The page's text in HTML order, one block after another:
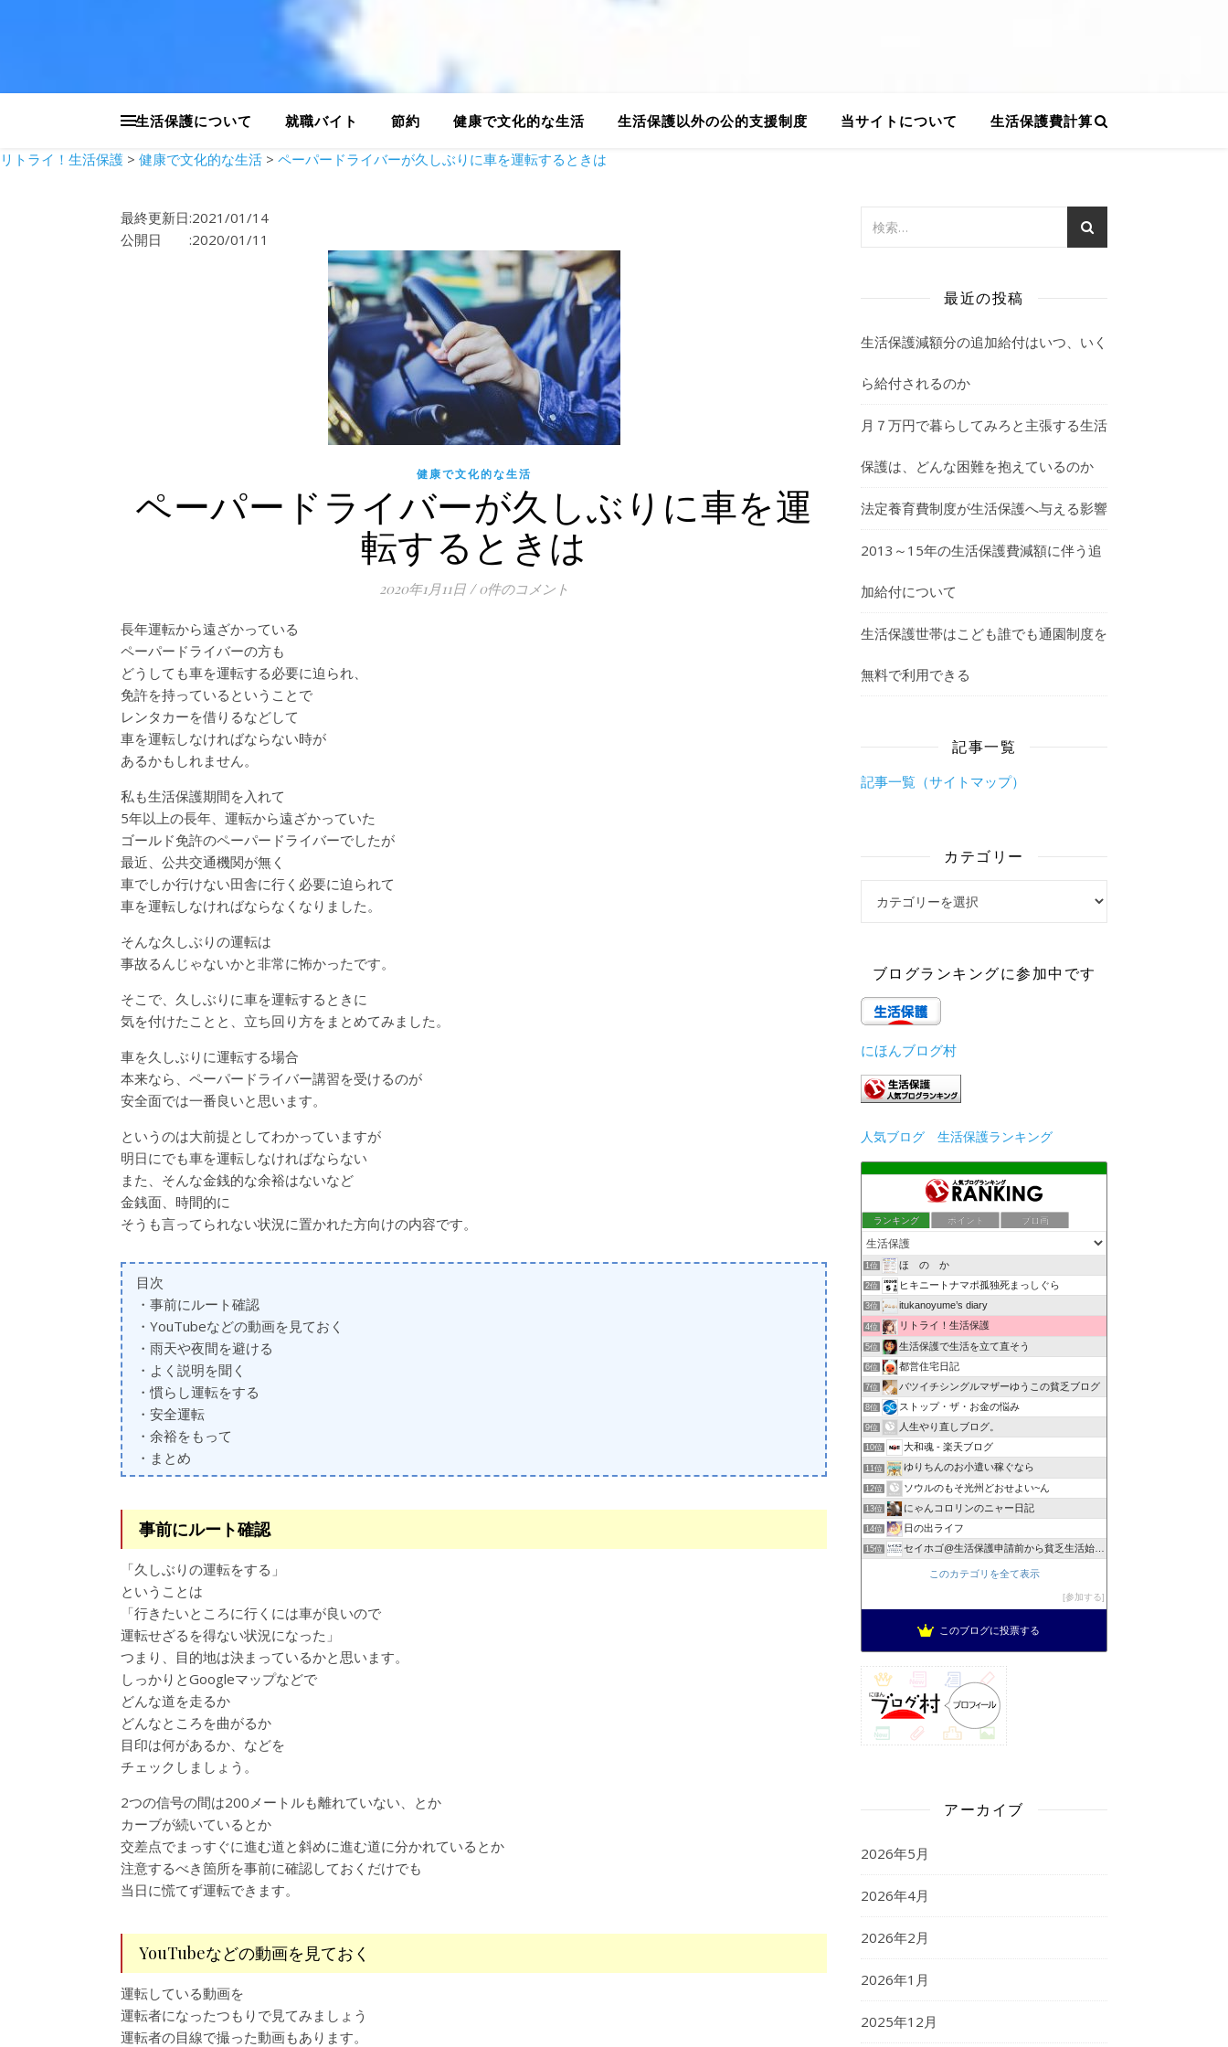
生活保護について 就職バイト 節約 健康で文化的な生活 生活保護以外の公的支援制度 当サイトについて 生活保護費計算
リトライ！生活保護 > 健康で文化的な生活 > ペーパードライバーが久しぶりに車を運転するときは
最終更新日:2021/01/14
公開日 :2020/01/11
健康で文化的な生活
ペーパードライバーが久しぶりに車を運
転するときは
2020年1月11日 / 0件のコメント
長年運転から遠ざかっている
ペーパードライバーの方も
どうしても車を運転する必要に迫られ、
免許を持っているということで
レンタカーを借りるなどして
車を運転しなければならない時が
あるかもしれません。
私も生活保護期間を入れて
5年以上の長年、運転から遠ざかっていた
ゴールド免許のペーパードライバーでしたが
最近、公共交通機関が無く
車でしか行けない田舎に行く必要に迫られて
車を運転しなければならなくなりました。
そんな久しぶりの運転は
事故るんじゃないかと非常に怖かったです。
そこで、久しぶりに車を運転するときに
気を付けたことと、立ち回り方をまとめてみました。
車を久しぶりに運転する場合
本来なら、ペーパードライバー講習を受けるのが
安全面では一番良いと思います。
というのは大前提としてわかっていますが
明日にでも車を運転しなければならない
また、そんな金銭的な余裕はないなど
金銭面、時間的に
そうも言ってられない状況に置かれた方向けの内容です。
目次
・事前にルート確認
・YouTubeなどの動画を見ておく
・雨天や夜間を避ける
・よく説明を聞く
・慣らし運転をする
・安全運転
・余裕をもって
・まとめ
事前にルート確認
「久しぶりの運転をする」
ということは
「行きたいところに行くには車が良いので
運転せざるを得ない状況になった」
つまり、目的地は決まっているかと思います。
しっかりとGoogleマップなどで
どんな道を走るか
どんなところを曲がるか
目印は何があるか、などを
チェックしましょう。
2つの信号の間は200メートルも離れていない、とか
カーブが続いているとか
交差点でまっすぐに進む道と斜めに進む道に分かれているとか
注意するべき箇所を事前に確認しておくだけでも
当日に慌てず運転できます。
YouTubeなどの動画を見ておく
運転している動画を
運転者になったつもりで見てみましょう
運転者の目線で撮った動画もあります。
最近の投稿
生活保護減額分の追加給付はいつ、いく
ら給付されるのか
月７万円で暮らしてみろと主張する生活
保護は、どんな困難を抱えているのか
法定養育費制度が生活保護へ与える影響
2013～15年の生活保護費減額に伴う追
加給付について
生活保護世帯はこども誰でも通園制度を
無料で利用できる
記事一覧
記事一覧（サイトマップ）
カテゴリー
ブログランキングに参加中です
にほんブログ村
人気ブログ 生活保護ランキング
ランキング ポイント ブロ画
1位 ほ の か
2位 ヒキニートナマポ孤独死まっしぐら
3位 itukanoyume’s diary
4位 リトライ！生活保護
5位 生活保護で生活を立て直そう
6位 都営住宅日記
7位 バツイチシングルマザーゆうこの貧乏ブログ
8位 ストップ・ザ・お金の悩み
9位 人生やり直しブログ。
10位 大和魂 - 楽天ブログ
11位 ゆりちんのお小遣い稼ぐなら
12位 ソウルのもそ光州どおせよい~ん
13位 にゃんコロリンのニャー日記
14位 日の出ライフ
15位 セイホゴ@生活保護申請前から貧乏生活始めます
このカテゴリを全て表示
参加する
このブログに投票する
アーカイブ
2026年5月
2026年4月
2026年2月
2026年1月
2025年12月